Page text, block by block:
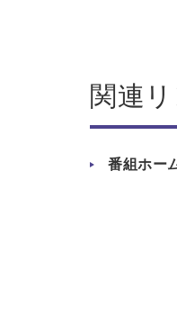
関連
番組ホー